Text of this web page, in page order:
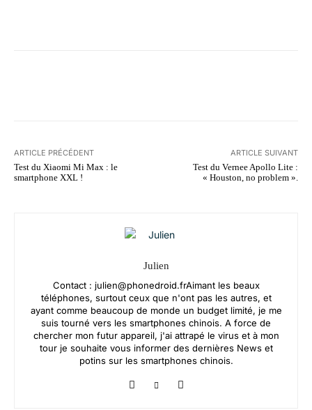
ARTICLE PRÉCÉDENT
Test du Xiaomi Mi Max : le
smartphone XXL !
ARTICLE SUIVANT
Test du Vernee Apollo Lite :
« Houston, no problem ».
Julien
Contact : julien@phonedroid.frAimantles beaux
téléphones, surtout ceux que n'ont pas les autres, et
ayant comme beaucoup de monde un budget limité, je me
suis tourné vers les smartphones chinois. A force de
chercher mon futur appareil, j'ai attrapé le virus et à mon
tour je souhaite vous informer des dernières News et
potins sur les smartphones chinois.